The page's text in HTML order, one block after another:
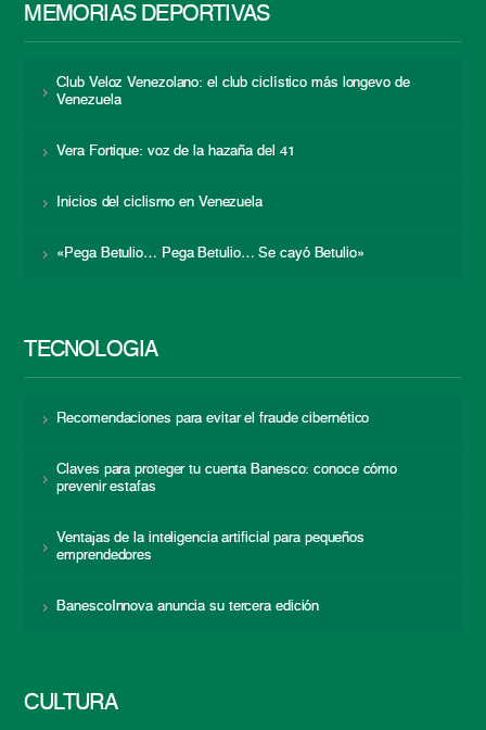
MEMORIAS DEPORTIVAS
Club Veloz Venezolano: el club ciclístico más longevo de
Venezuela
Vera Fortique: voz de la hazaña del 41
Inicios del ciclismo en Venezuela
«Pega Betulio… Pega Betulio… Se cayó Betulio»
TECNOLOGÍA
Recomendaciones para evitar el fraude cibernético
Claves para proteger tu cuenta Banesco: conoce cómo
prevenir estafas
Ventajas de la inteligencia artificial para pequeños
emprendedores
BanescoInnova anuncia su tercera edición
CULTURA